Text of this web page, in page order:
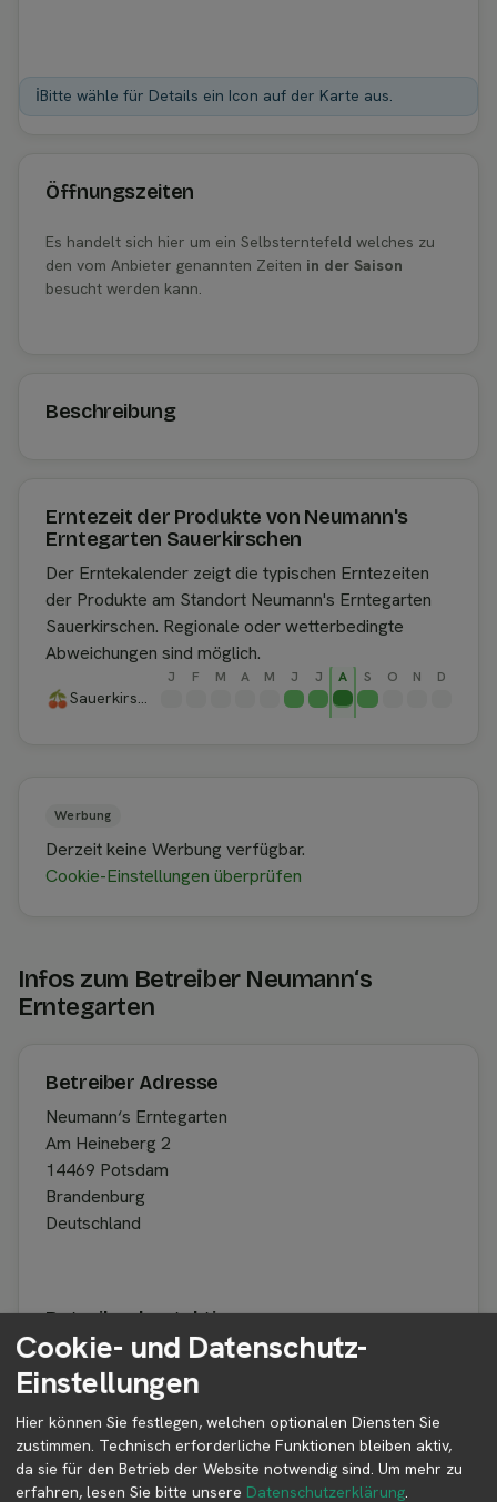
ℹ️Bitte wähle für Details ein Icon auf der Karte aus.
Öffnungszeiten
Es handelt sich hier um ein Selbsterntefeld welches zu
den vom Anbieter genannten Zeiten in der Saison
besucht werden kann.
Beschreibung
Erntezeit der Produkte von Neumann's
Erntegarten Sauerkirschen
Der Erntekalender zeigt die typischen Erntezeiten
der Produkte am Standort Neumann's Erntegarten
Sauerkirschen. Regionale oder wetterbedingte
Abweichungen sind möglich.
J F M A M J J A S O N D
Sauerkirschen
Werbung
Derzeit keine Werbung verfügbar.
Cookie-Einstellungen überprüfen
Infos zum Betreiber Neumann‘s
Erntegarten
Betreiber Adresse
Neumann‘s Erntegarten
Am Heineberg 2
14469 Potsdam
Brandenburg
Deutschland
Betreiber kontaktieren
Auf der Profilseite des Betreibers findest du weitere
Informationen zum Betreiber und
Kontaktmöglichkeiten.
👤︎ Profilseite
Cookie- und Datenschutz-
Einstellungen
Hier können Sie festlegen, welchen optionalen Diensten Sie
zustimmen. Technisch erforderliche Funktionen bleiben aktiv,
da sie für den Betrieb der Website notwendig sind. Um mehr zu
erfahren, lesen Sie bitte unsere Datenschutzerklärung.